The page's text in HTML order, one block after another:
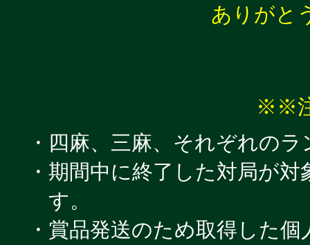
ありがと
※※
・四麻、三麻、それぞれの
・期間中に終了した対局が
す。
・賞品発送のため取得した